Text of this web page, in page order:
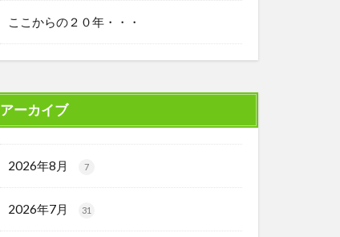
ここからの２０年・・・
アーカイブ
2026年8月 7
2026年7月 31